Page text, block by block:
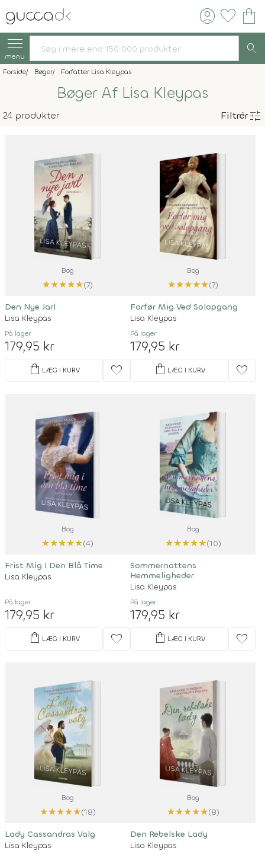
account_circle favorite shopping_bag
menu search
Forside Bøger Forfatter Lisa Kleypas
Bøger Af Lisa Kleypas
24 produkter Filtrértune
Bog
★★★★★(7)
Den Nye Jarl
Lisa Kleypas
På lager
179,95 kr
shopping_bag LÆG I KURV favorite
Bog
★★★★★(7)
Forfør Mig Ved Solopgang
Lisa Kleypas
På lager
179,95 kr
shopping_bag LÆG I KURV favorite
Bog
★★★★★(4)
Frist Mig I Den Blå Time
Lisa Kleypas
På lager
179,95 kr
shopping_bag LÆG I KURV favorite
Bog
★★★★★(10)
Sommernattens
Hemmeligheder
Lisa Kleypas
På lager
179,95 kr
shopping_bag LÆG I KURV favorite
Bog
★★★★★(18)
Lady Cassandras Valg
Lisa Kleypas
Bog
★★★★★(8)
Den Rebelske Lady
Lisa Kleypas